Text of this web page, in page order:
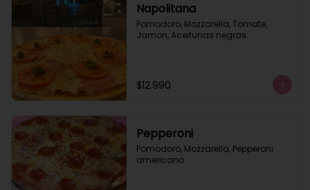
Napolitana
Pomodoro, Mozzarella, Tomate,
Jamon, Aceitunas negras.
$12.990
Pepperoni
Pomodoro, Mozzarella, Pepperoni
americano